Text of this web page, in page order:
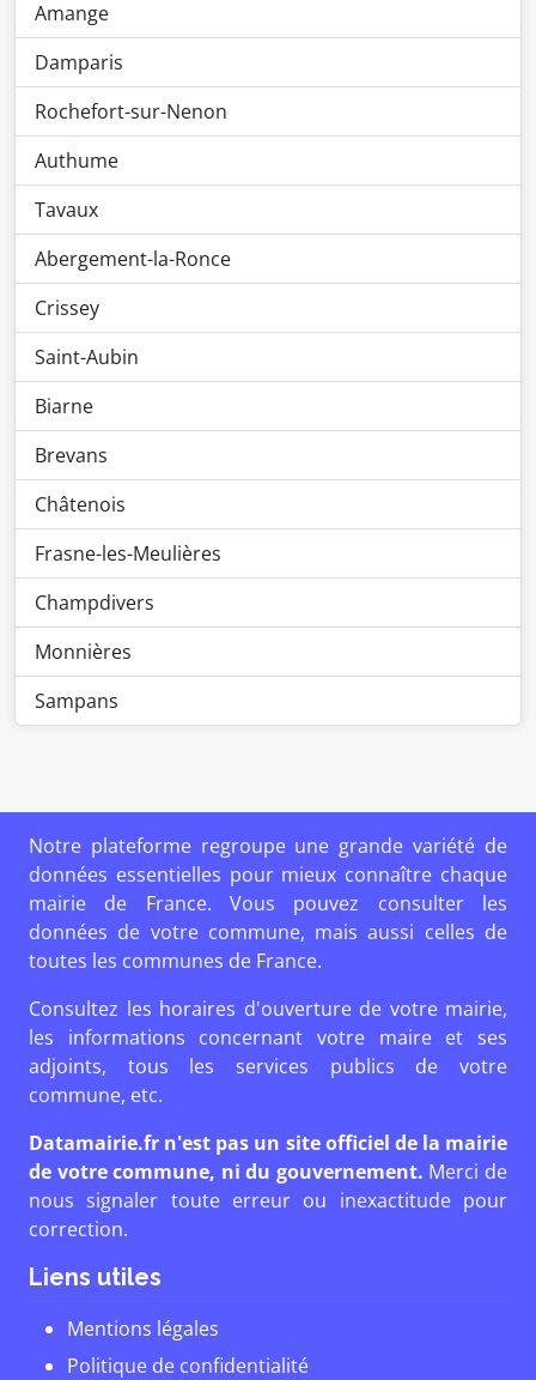
Amange
Damparis
Rochefort-sur-Nenon
Authume
Tavaux
Abergement-la-Ronce
Crissey
Saint-Aubin
Biarne
Brevans
Châtenois
Frasne-les-Meulières
Champdivers
Monnières
Sampans
Notre plateforme regroupe une grande variété de
données essentielles pour mieux connaître chaque
mairie de France. Vous pouvez consulter les
données de votre commune, mais aussi celles de
toutes les communes de France.
Consultez les horaires d'ouverture de votre mairie,
les informations concernant votre maire et ses
adjoints, tous les services publics de votre
commune, etc.
Datamairie.fr n'est pas un site officiel de la mairie
de votre commune, ni du gouvernement. Merci de
nous signaler toute erreur ou inexactitude pour
correction.
Liens utiles
Mentions légales
Politique de confidentialité